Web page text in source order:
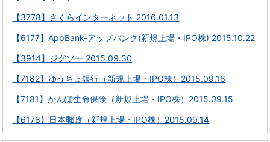
【3778】さくらインターネット 2016.01.13
【6177】AppBank-アップバンク(新規上場・IPO株) 2015.10.22
【3914】ジグソー 2015.09.30
【7182】ゆうちょ銀行（新規上場・IPO株）2015.09.16
【7181】かんぽ生命保険（新規上場・IPO株）2015.09.15
【6178】日本郵政（新規上場・IPO株）2015.09.14